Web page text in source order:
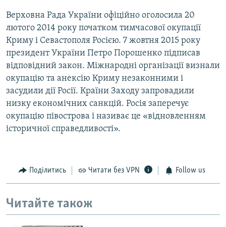
Верховна Рада України офіційно оголосила 20
лютого 2014 року початком тимчасової окупації
Криму і Севастополя Росією. 7 жовтня 2015 року
президент України Петро Порошенко підписав
відповідний закон. Міжнародні організації визнали
окупацію та анексію Криму незаконними і
засудили дії Росії. Країни Заходу запровадили
низку економічних санкцій. Росія заперечує
окупацію півострова і називає це «відновленням
історичної справедливості».
Поділитись Читати без VPN Follow us
Читайте також